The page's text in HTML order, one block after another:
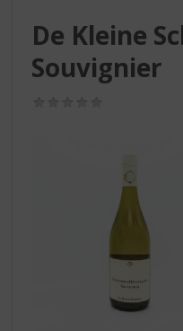
De Kleine
Souvignier